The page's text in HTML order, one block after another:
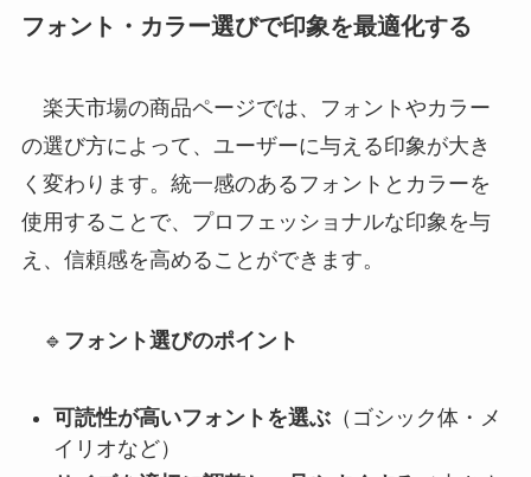
フォント・カラー選びで印象を最適化する
楽天市場の商品ページでは、フォントやカラー
の選び方によって、ユーザーに与える印象が大き
く変わります。統一感のあるフォントとカラーを
使用することで、プロフェッショナルな印象を与
え、信頼感を高めることができます。
🔹 フォント選びのポイント
可読性が高いフォントを選ぶ（ゴシック体・メ
イリオなど）